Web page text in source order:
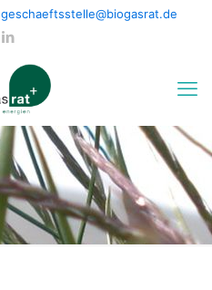
geschaeftsstelle@biogasrat.de